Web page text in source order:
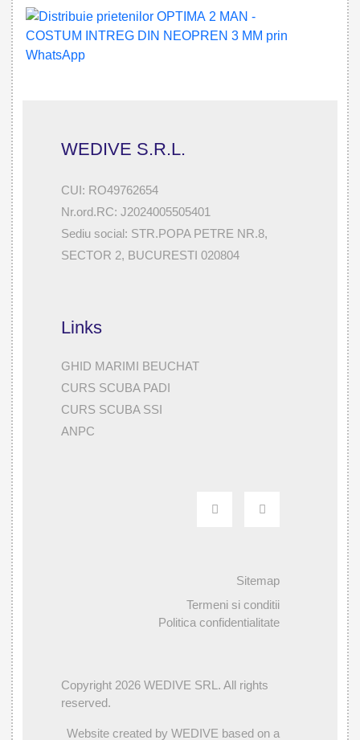
WEDIVE S.R.L.
CUI: RO49762654
Nr.ord.RC: J2024005505401
Sediu social: STR.POPA PETRE NR.8,
SECTOR 2, BUCURESTI 020804
Links
GHID MARIMI BEUCHAT
CURS SCUBA PADI
CURS SCUBA SSI
ANPC
Sitemap
Termeni si conditii
Politica confidentialitate
Copyright 2026 WEDIVE SRL. All rights
reserved.
Website created by WEDIVE based on a